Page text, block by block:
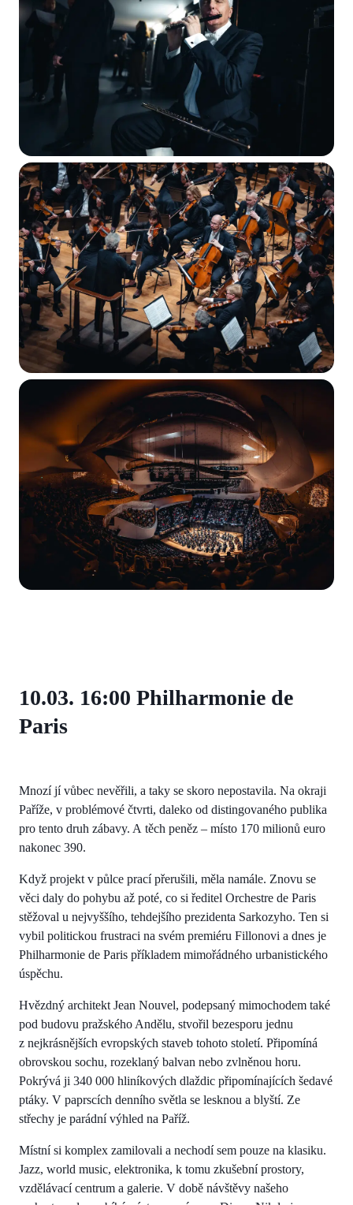
10.03. 16:00 Philharmonie de
Paris
Mnozí jí vůbec nevěřili, a taky se skoro nepostavila. Na okraji
Paříže, v problémové čtvrti, daleko od distingovaného publika
pro tento druh zábavy. A těch peněz – místo 170 milionů euro
nakonec 390.
Když projekt v půlce prací přerušili, měla namále. Znovu se
věci daly do pohybu až poté, co si ředitel Orchestre de Paris
stěžoval u nejvyššího, tehdejšího prezidenta Sarkozyho. Ten si
vybil politickou frustraci na svém premiéru Fillonovi a dnes je
Philharmonie de Paris příkladem mimořádného urbanistického
úspěchu.
Hvězdný architekt Jean Nouvel, podepsaný mimochodem také
pod budovu pražského Andělu, stvořil bezesporu jednu
z nejkrásnějších evropských staveb tohoto století. Připomíná
obrovskou sochu, rozeklaný balvan nebo zvlněnou horu.
Pokrývá ji 340 000 hliníkových dlaždic připomínajících šedavé
ptáky. V paprscích denního světla se lesknou a blyští. Ze
střechy je parádní výhled na Paříž.
Místní si komplex zamilovali a nechodí sem pouze na klasiku.
Jazz, world music, elektronika, k tomu zkušební prostory,
vzdělávací centrum a galerie. V době návštěvy našeho